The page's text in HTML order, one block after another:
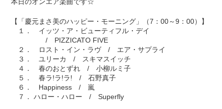
本日のオンエア楽曲です☆
【「慶元まさ美のハッピー・モーニング」（7：00～9：00）】
１． イッツ・ア・ビューティフル・デイ
/ PIZZICATO FIVE
２． ロスト・イン・ラヴ / エア・サプライ
３． ユリーカ / スキマスイッチ
４． 春のおとずれ / 小柳ルミ子
５． 春ラ!ラ!ラ! / 石野真子
６． Happiness / 嵐
７． ハロー・ハロー / Superfly